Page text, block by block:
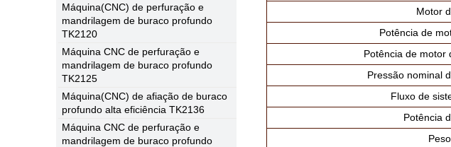
Máquina(CNC) de perfuração e
mandrilagem de buraco profundo
TK2120
Máquina CNC de perfuração e
mandrilagem de buraco profundo
TK2125
Máquina(CNC) de afiação de buraco
profundo alta eficiência TK2136
Máquina CNC de perfuração e
mandrilagem de buraco profundo
Motor
Potência de
Potência de motor
Pressão nominal
Fluxo de
Potência